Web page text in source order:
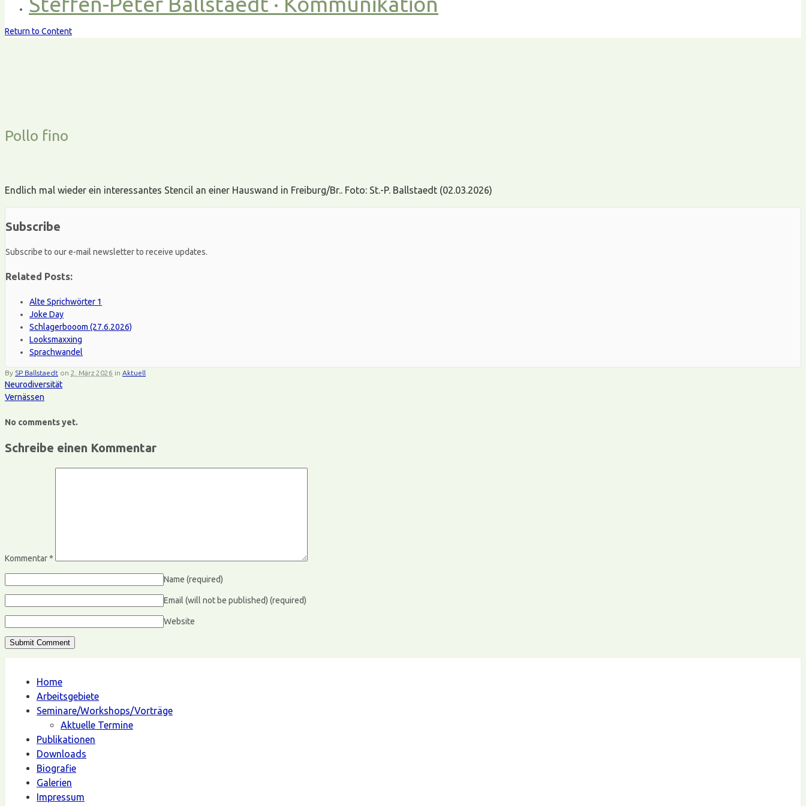
Return to Content
Pollo fino
Endlich mal wieder ein interessantes Stencil an einer Hauswand in Freiburg/Br.. Foto: St.-P. Ballstaedt (02.03.2026)
Subscribe
Subscribe to our e-mail newsletter to receive updates.
Related Posts:
Alte Sprichwörter 1
Joke Day
Schlagerbooom (27.6.2026)
Looksmaxxing
Sprachwandel
By SP Ballstaedt on 2. März 2026 in Aktuell
Neurodiversität
Vernässen
No comments yet.
Schreibe einen Kommentar
Kommentar*
Name (required)
Email (will not be published) (required)
Website
Home
Arbeitsgebiete
Seminare/Workshops/Vorträge
Aktuelle Termine
Publikationen
Downloads
Biografie
Galerien
Impressum